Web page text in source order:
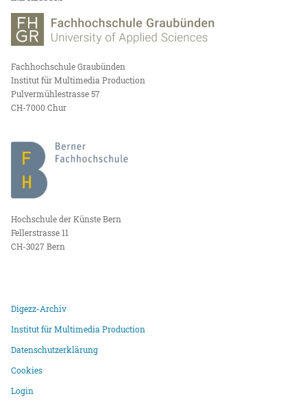
Fachhochschule Graubünden
Institut für Multimedia Production
Pulvermühlestrasse 57
CH-7000 Chur
Hochschule der Künste Bern
Fellerstrasse 11
CH-3027 Bern
Digezz-Archiv
Institut für Multimedia Production
Datenschutzerklärung
Cookies
Login